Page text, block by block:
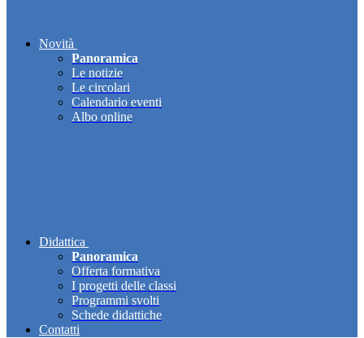
Novità
Panoramica
Le notizie
Le circolari
Calendario eventi
Albo online
Didattica
Panoramica
Offerta formativa
I progetti delle classi
Programmi svolti
Schede didattiche
Contatti